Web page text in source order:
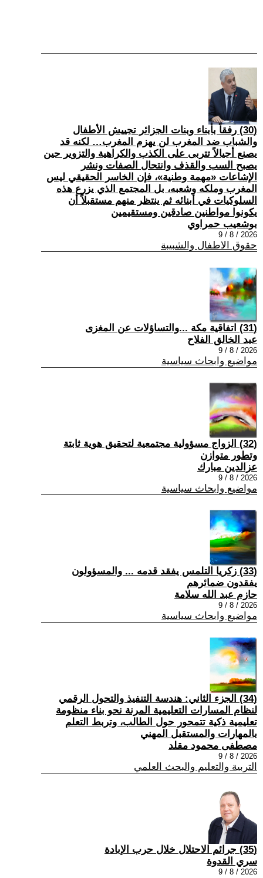
(30) رفقاً بأبناء وبنات الجزائر تجييش الأطفال
والشباب ضد المغرب لن يهزم المغرب… لكنه قد
يصنع أجيالاً تتربى على الكذب والكراهية والتزوير حين
يصبح السب والقذف وانتحال الصفات ونشر
الإشاعات «مهمة وطنية»، فإن الخاسر الحقيقي ليس
المغرب وملكه وشعبه، بل المجتمع الذي يزرع هذه
السلوكيات في أبنائه ثم ينتظر منهم مستقبلاً أن
يكونوا مواطنين صادقين ومستقيمين
بوشعيب حمراوي
2026 / 8 / 9
حقوق الاطفال والشبيبة
(31) اتفاقية مكة ...والتساؤلات عن المغزى
عبد الخالق الفلاح
2026 / 8 / 9
مواضيع وابحاث سياسية
(32) الزواج مسؤولية مجتمعية لتحقيق هوية ثابتة
وتطور متوازن
عزالدين مبارك
2026 / 8 / 9
مواضيع وابحاث سياسية
(33) زكريا التلمس يفقد قدمه ... والمسؤولون
يفقدون ضمائرهم
حازم عبد الله سلامة
2026 / 8 / 9
مواضيع وابحاث سياسية
(34) الجزء الثاني: هندسة التنفيذ والتحول الرقمي
لنظام المسارات التعليمية المرنة نحو بناء منظومة
تعليمية ذكية تتمحور حول الطالب، وتربط التعلم
بالمهارات والمستقبل المهني
مصطفى محمود مقلد
2026 / 8 / 9
التربية والتعليم والبحث العلمي
(35) جرائم الاحتلال خلال حرب الإبادة
سري القدوة
2026 / 8 / 9